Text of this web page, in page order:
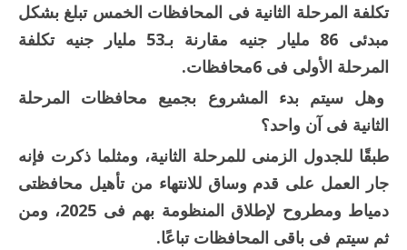
تكلفة المرحلة الثانية فى المحافظات الخمس تبلغ بشكل
مبدئى 86 مليار جنيه مقارنة بـ53 مليار جنيه تكلفة
المرحلة الأولى فى 6محافظات.
وهل سيتم بدء المشروع بجميع محافظات المرحلة
الثانية فى آن واحد؟
طبقًا للجدول الزمنى للمرحلة الثانية، ومثلما ذكرت فإنه
جار العمل على قدم وساق للانتهاء من تأهيل محافظتى
دمياط ومطروح لإطلاق المنظومة بهم فى 2025، ومن
ثم سيتم فى باقى المحافظات تباعًا.